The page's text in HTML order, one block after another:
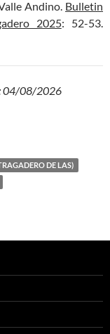
Andino. Bulletin
2025: 52-53.
04/08/2026
DE LAS)